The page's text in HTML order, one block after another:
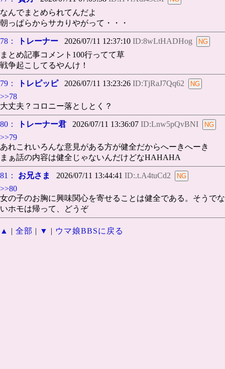
なんでまとめられてんだよ
朝っぱらからサカりやがって・・・
78： トレーナー 2026/07/11 12:37:10 ID:8wLtHADHog
まとめ記事コメント100行ってて草
戦争起こしてるやんけ！
79： トレピッピ2026/07/11 13:23:26 ID:TjRaJ7Qq62
>>78
大丈夫？コロニー落としとく？
80： トレーナー君 2026/07/11 13:36:07 ID:Lnw5pQvBNI
>>79
あれこれいろんな意見がある方が健全だからへーきへーき
まぁ話の内容は健全じゃないんだけどなHAHAHA
81： お兄さま 2026/07/11 13:44:41 ID:.t.A4tuCd2
>>80
女の子のお胸に興味関心を寄せることは健全である。そうでな
いホモは帰って、どうぞ
▲ | 全部 | ▼ | ウマ娘BBSに戻る